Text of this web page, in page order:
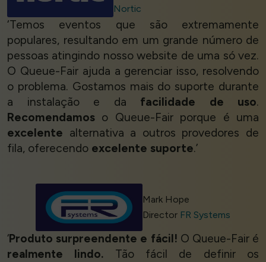
Nortic
‘Temos eventos que são extremamente
populares, resultando em um grande número de
pessoas atingindo nosso website de uma só vez.
O Queue-Fair ajuda a gerenciar isso, resolvendo
o problema. Gostamos mais do suporte durante
a instalação e da facilidade de uso.
Recomendamos o Queue-Fair porque é uma
excelente alternativa a outros provedores de
fila, oferecendo excelente suporte.’
Mark Hope
Director FR Systems
‘Produto surpreendente e fácil! O Queue-Fair é
realmente lindo. Tão fácil de definir os